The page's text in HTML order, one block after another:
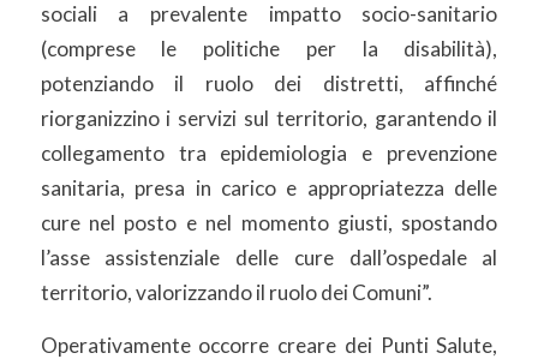
sociali a prevalente impatto socio-sanitario
(comprese le politiche per la disabilità),
potenziando il ruolo dei distretti, affinché
riorganizzino i servizi sul territorio, garantendo il
collegamento tra epidemiologia e prevenzione
sanitaria, presa in carico e appropriatezza delle
cure nel posto e nel momento giusti, spostando
l’asse assistenziale delle cure dall’ospedale al
territorio, valorizzando il ruolo dei Comuni”.
Operativamente occorre creare dei Punti Salute,